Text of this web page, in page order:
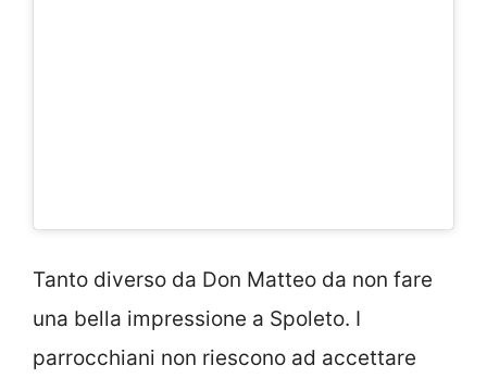
Tanto diverso da Don Matteo da non fare
una bella impressione a Spoleto. I
parrocchiani non riescono ad accettare